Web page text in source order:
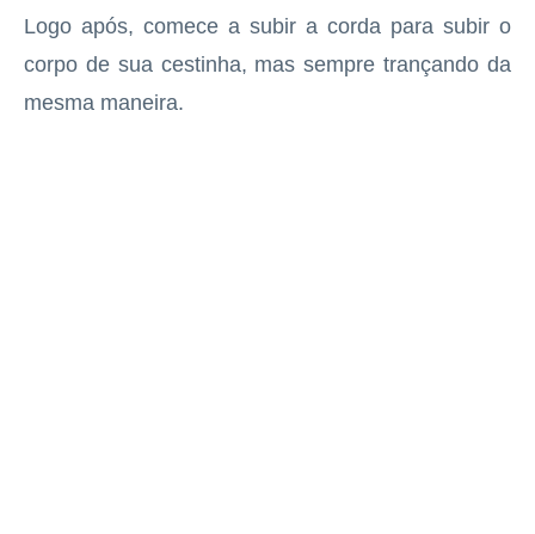
Logo após, comece a subir a corda para subir o
corpo de sua cestinha, mas sempre trançando da
mesma maneira.